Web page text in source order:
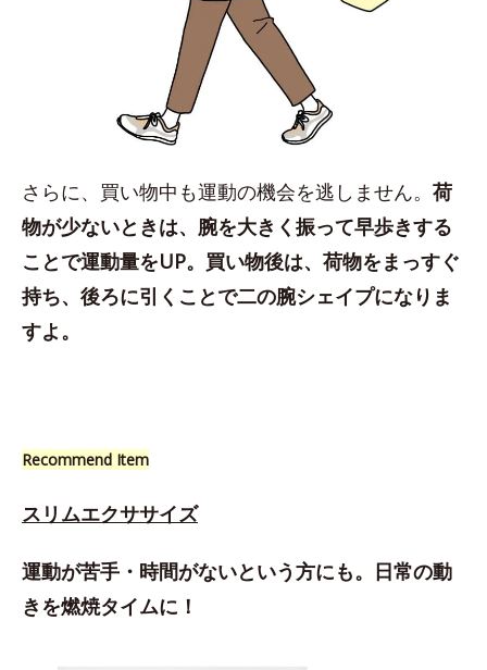
さらに、買い物中も運動の機会を逃しません。 荷
物が少ないときは、腕を大きく振って早歩きする
ことで運動量をUP。買い物後は、荷物をまっすぐ
持ち、後ろに引くことで二の腕シェイプになりま
すよ。
Recommend Item
スリムエクササイズ
運動が苦手・時間がないという方にも。日常の動
きを燃焼タイムに！